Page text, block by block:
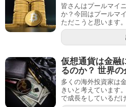
皆さんはプールマイ
か？今回はプールマ
ただこうと思います
仮想通貨は金融
るのか？ 世界
多くの海外投資家は
きいと考えています
で成長をしているだ